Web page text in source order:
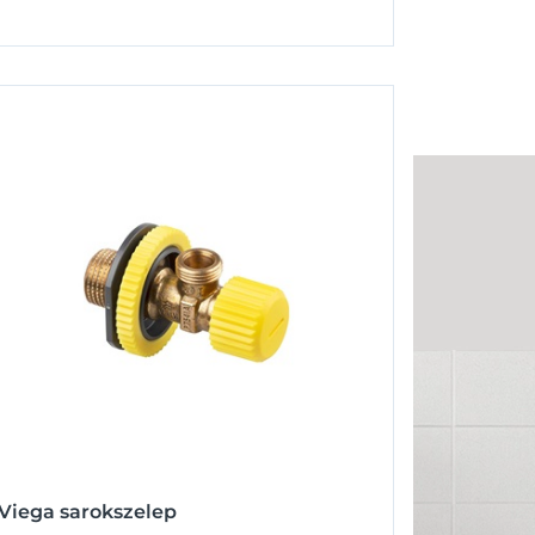
sarokszelep